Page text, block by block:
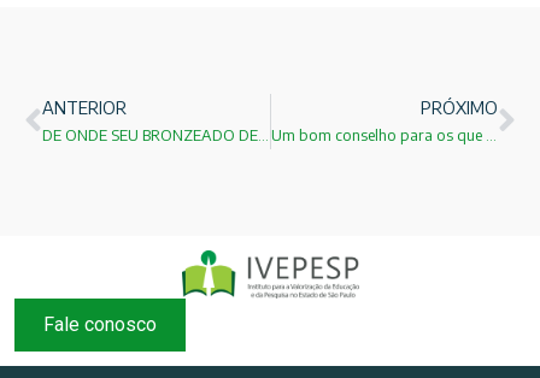
ANTERIOR PRÓXIMO
Fale conosco